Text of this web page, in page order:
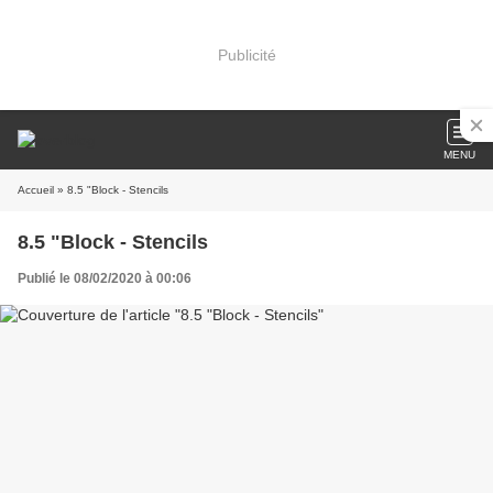
Publicité
MENU
Accueil » 8.5 "Block - Stencils
8.5 "Block - Stencils
Publié le 08/02/2020 à 00:06